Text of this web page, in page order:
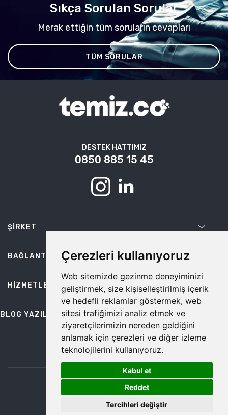
Çerezleri kullanıyoruz
Web sitemizde gezinme deneyiminizi
geliştirmek, size kişiselleştirilmiş içerik
ve hedefli reklamlar göstermek, web
sitesi trafiğimizi analiz etmek ve
ziyaretçilerimizin nereden geldiğini
anlamak için çerezleri ve diğer izleme
teknolojilerini kullanıyoruz.
Kabul et
Reddet
Tercihleri değiştir
Sıkça Sorulan Sorular
Merak ettiğin tüm soruların cevapları
TÜM SORULAR
DESTEK HATTIMIZ
0850 885 15 45
ŞIRKET
BAĞLANTILAR
HIZMETLER
BLOG YAZILARI
bilgi@temiz.co
©2026 Temiz, Her Hakkı Saklıdır.